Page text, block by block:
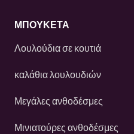
ΜΠΟΥΚΕΤΑ
Λουλούδια σε κουτιά
καλάθια λουλουδιών
Μεγάλες ανθοδέσμες
Μινιατούρες ανθοδέσμες